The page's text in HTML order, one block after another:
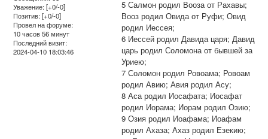
Уважение: [+0/-0]
Позитив: [+0/-0]
Провел на форуме:
10 часов 56 минут
Последний визит:
2024-04-10 18:03:46
5 Салмон родил Вооза от Рахавы;
Вооз родил Овида от Руфи; Овид
родил Иессея;
6 Иессей родил Давида царя; Давид
царь родил Соломона от бывшей за
Уриею;
7 Соломон родил Ровоама; Ровоам
родил Авию; Авия родил Асу;
8 Аса родил Иосафата; Иосафат
родил Иорама; Иорам родил Озию;
9 Озия родил Иоафама; Иоафам
родил Ахаза; Ахаз родил Езекию;